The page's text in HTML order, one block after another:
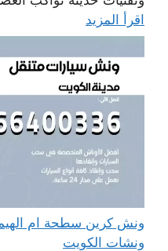
اقرأ المزيد
ونشات الكويت